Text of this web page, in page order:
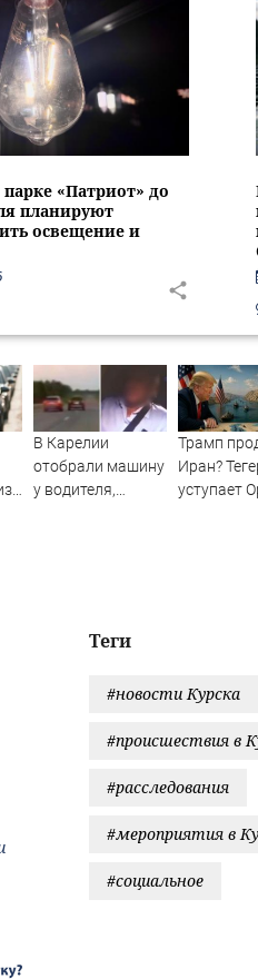
«Патриот» до
планируют
освещение и
В Карелии
отобрали машину
у водителя,
Трамп
Иран?
уступает
Теги
#новости Курска
#происшествия в
#расследования
#мероприятия в
#социальное